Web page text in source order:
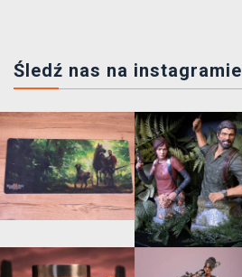
Śledź nas na instagramie